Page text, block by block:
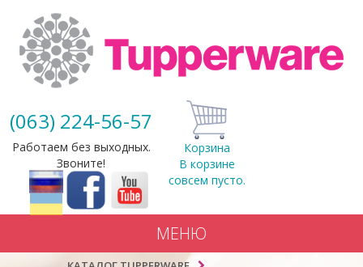
(063) 224-56-57
Работаем без выходных.
Звоните!
Корзина
В корзине
совсем пусто.
МЕНЮ